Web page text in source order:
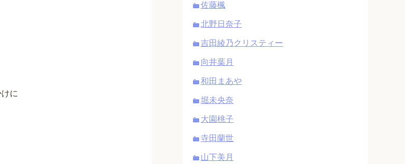
に
佐藤楓
北野日奈子
吉田綾乃クリスティー
向井葉月
和田まあや
堀未央奈
大園桃子
寺田蘭世
山下美月